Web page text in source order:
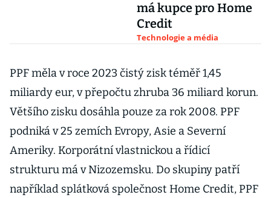
má kupce pro Home
Credit
Technologie a média
PPF měla v roce 2023 čistý zisk téměř 1,45
miliardy eur, v přepočtu zhruba 36 miliard korun.
Většího zisku dosáhla pouze za rok 2008. PPF
podniká v 25 zemích Evropy, Asie a Severní
Ameriky. Korporátní vlastnickou a řídicí
strukturu má v Nizozemsku. Do skupiny patří
například splátková společnost Home Credit, PPF